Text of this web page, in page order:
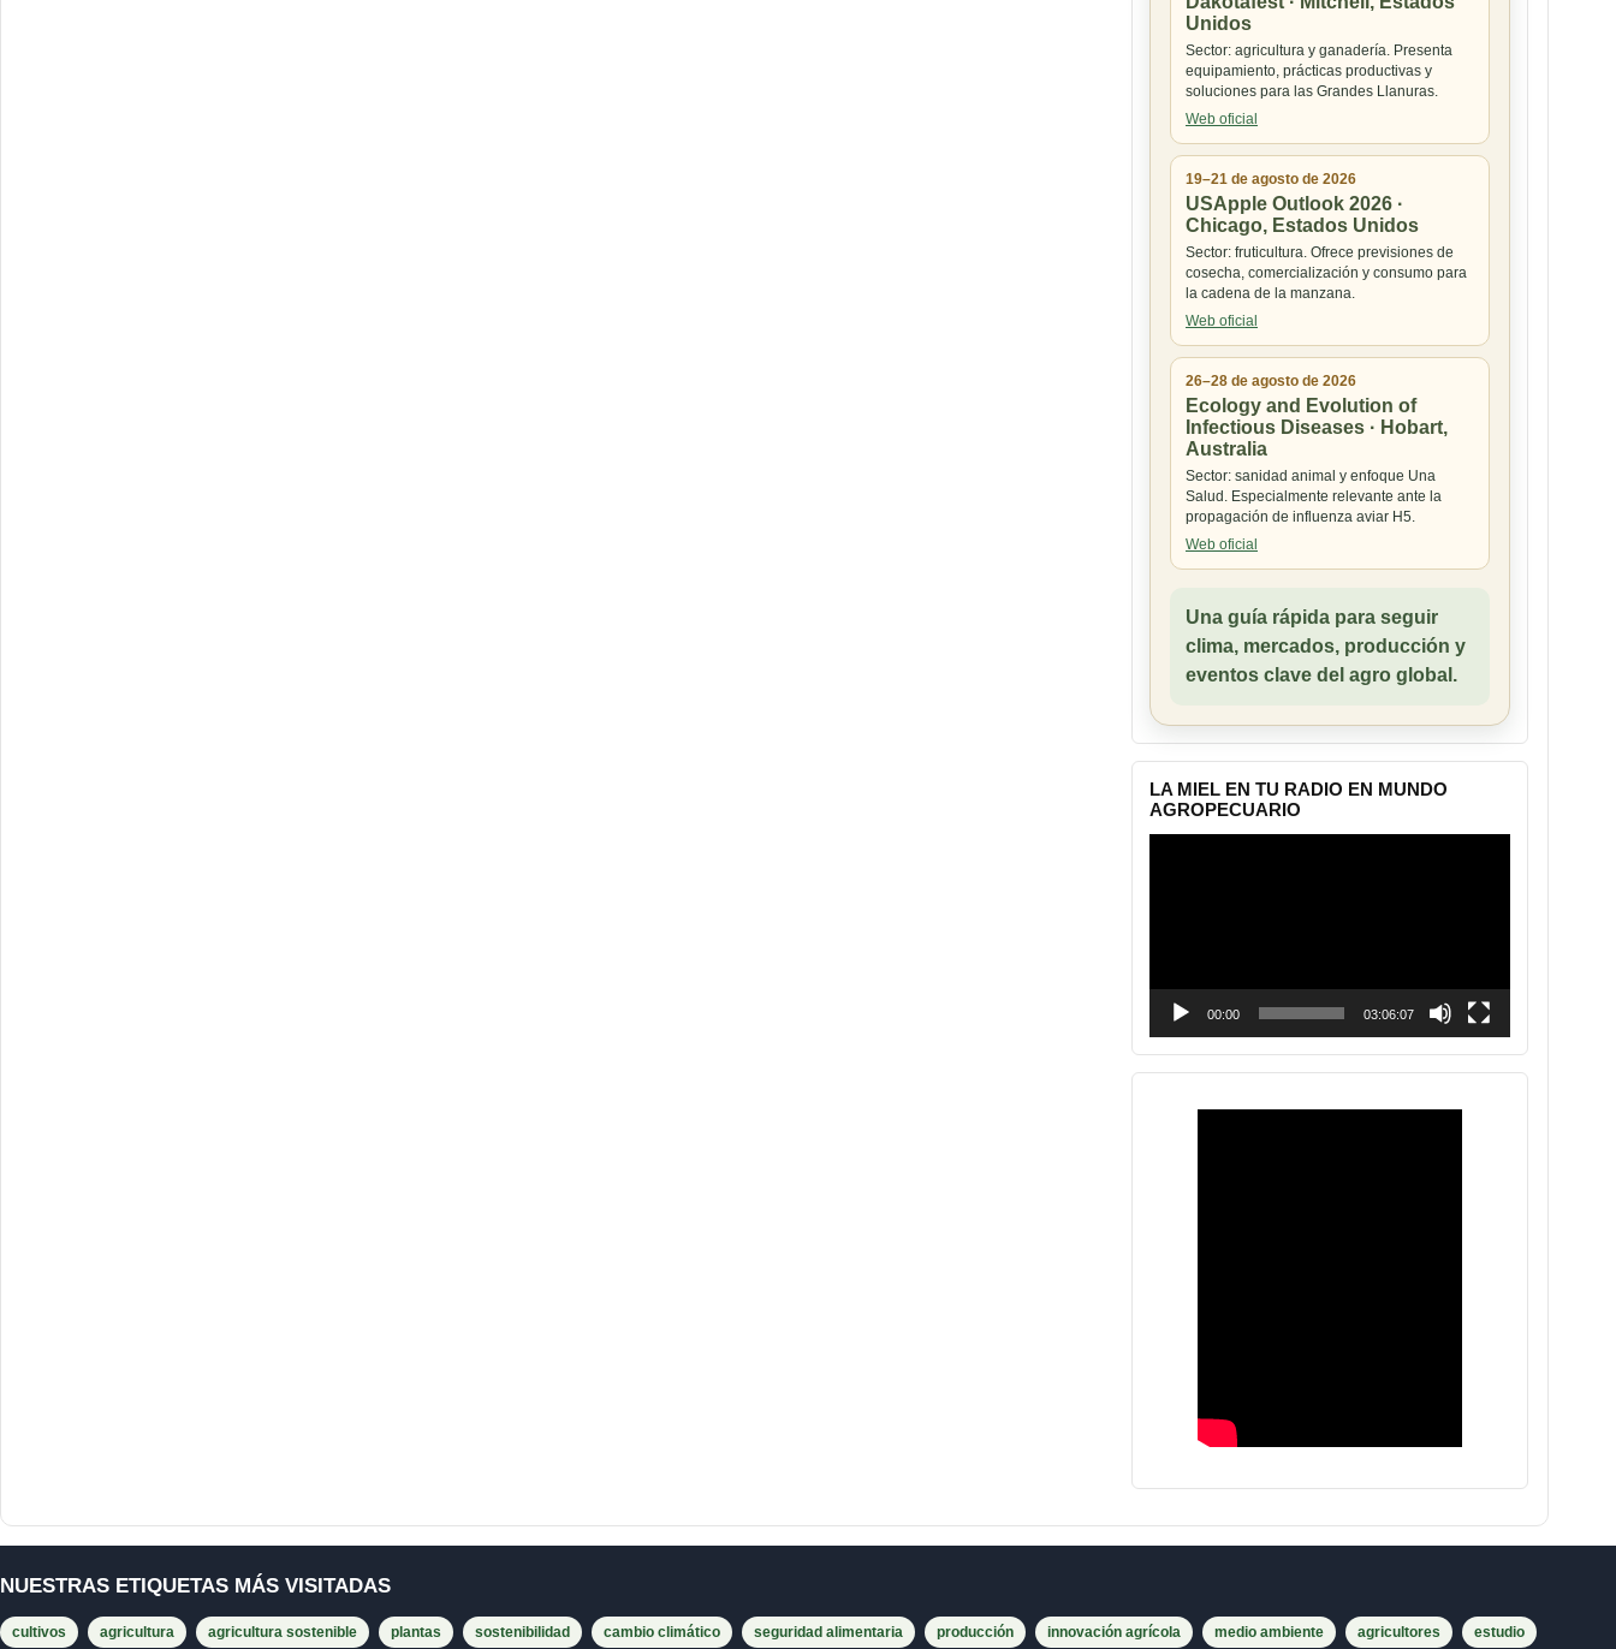
Unidos
Sector: agricultura y ganadería. Presenta
equipamiento, prácticas productivas y
soluciones para las Grandes Llanuras.
Web oficial
19–21 de agosto de 2026
USApple Outlook 2026 ·
Chicago, Estados Unidos
Sector: fruticultura. Ofrece previsiones de
cosecha, comercialización y consumo para
la cadena de la manzana.
Web oficial
26–28 de agosto de 2026
Ecology and Evolution of
Infectious Diseases · Hobart,
Australia
Sector: sanidad animal y enfoque Una
Salud. Especialmente relevante ante la
propagación de influenza aviar H5.
Web oficial
Una guía rápida para seguir
clima, mercados, producción y
eventos clave del agro global.
LA MIEL EN TU RADIO EN MUNDO
AGROPECUARIO
00:00 03:06:07
NUESTRAS ETIQUETAS MÁS VISITADAS
cultivos agricultura agricultura sostenible plantas sostenibilidad cambio climático seguridad alimentaria producción innovación agrícola medio ambiente agricultores estudio